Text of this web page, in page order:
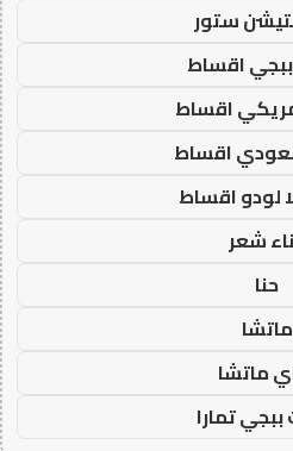
ستور
اقساط
اقساط
اقساط
لودو اقساط
شعر
حنا
ماتشا
ماتشا
تمارا